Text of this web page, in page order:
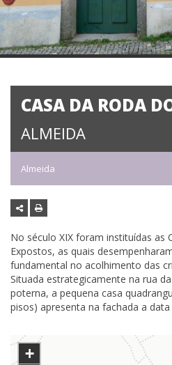
CASA DA RODA
ALMEIDA
Almeida
No século XIX foram instituídas as
Expostos, as quais
fundamental no acolhimento das
Situada estrategicamente na rua
poterna, a pequena casa
pisos) apresenta na fachada a
+